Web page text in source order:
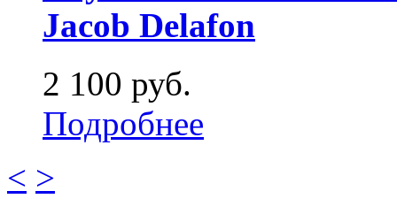
Jacob Delafon
2 100 руб.
Подробнее
< >